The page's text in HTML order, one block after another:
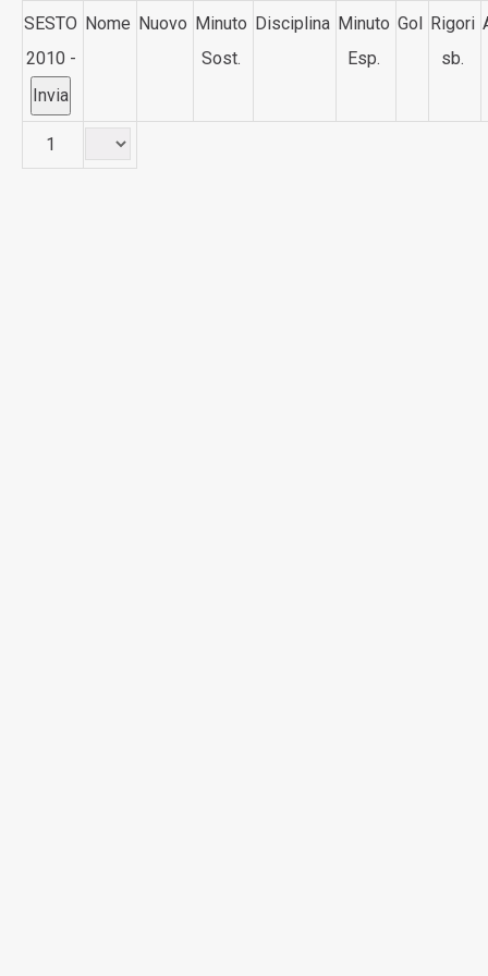
SESTO
2010 -
Nome Nuovo Minuto
Sost.
Disciplina Minuto
Esp.
Gol Rigori
sb.
1